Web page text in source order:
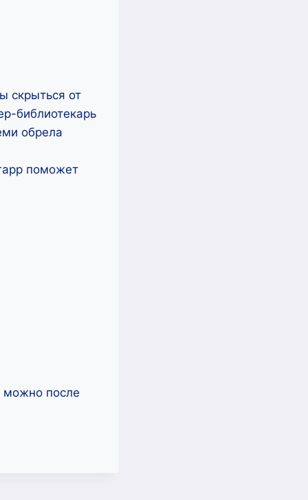
скрыться от
библиотекарь
обрела
поможет
можно после